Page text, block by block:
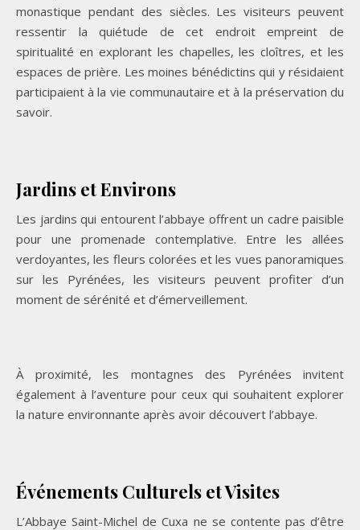
monastique pendant des siècles. Les visiteurs peuvent
ressentir la quiétude de cet endroit empreint de
spiritualité en explorant les chapelles, les cloîtres, et les
espaces de prière. Les moines bénédictins qui y résidaient
participaient à la vie communautaire et à la préservation du
savoir.
Jardins et Environs
Les jardins qui entourent l’abbaye offrent un cadre paisible
pour une promenade contemplative. Entre les allées
verdoyantes, les fleurs colorées et les vues panoramiques
sur les Pyrénées, les visiteurs peuvent profiter d’un
moment de sérénité et d’émerveillement.
À proximité, les montagnes des Pyrénées invitent
également à l’aventure pour ceux qui souhaitent explorer
la nature environnante après avoir découvert l’abbaye.
Événements Culturels et Visites
L’Abbaye Saint-Michel de Cuxa ne se contente pas d’être